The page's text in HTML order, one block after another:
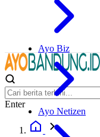
Ayo Biz
Ayo Netizen
Enter